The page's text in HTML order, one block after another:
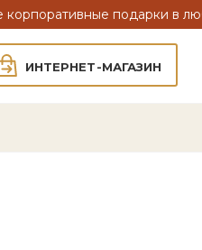
подарки в
ИНТЕРНЕТ-МАГАЗИН